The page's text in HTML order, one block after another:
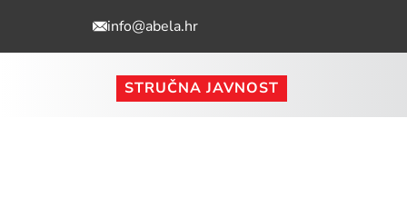
info@abela.hr
STRUČNA JAVNOST